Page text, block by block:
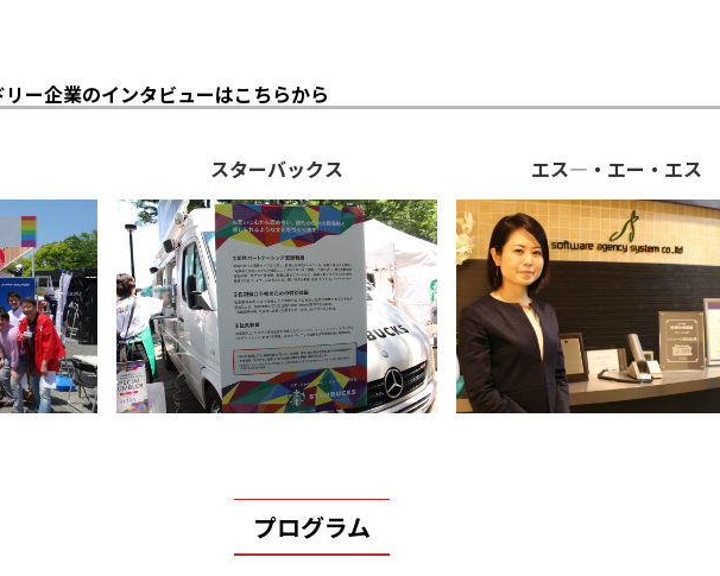
ー企業のインタビューはこちらから
スターバックス エス―・エー・エス
プログラム